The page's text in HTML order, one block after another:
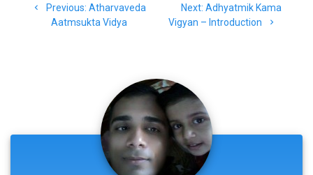
navigation
Previous: Previous
post:
Atharvaveda
Aatmsukta Vidya
Next: Next
post:
Adhyatmik Kama
Vigyan – Introduction